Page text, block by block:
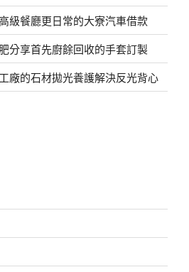
級餐廳更日常的大寮汽車借款
分享首先廚餘回收的手套訂製
廠的石材拋光養護解決反光背心